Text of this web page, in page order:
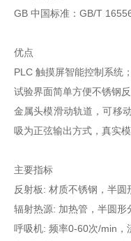
GB 中国标准： GB/T
优点
PLC 触摸屏智能控制系统 ；
试验界面简单方便不锈钢
金属头模滑动轨道，可移
吸为正弦输出方式，真实
主要指标
反射板: 材质不锈钢，半圆
辐射热源: 加热管，半圆形
呼吸机: 频率0-60次/min